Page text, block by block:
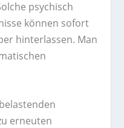
psychisch
können sofort
hinterlassen. Man
erneuten